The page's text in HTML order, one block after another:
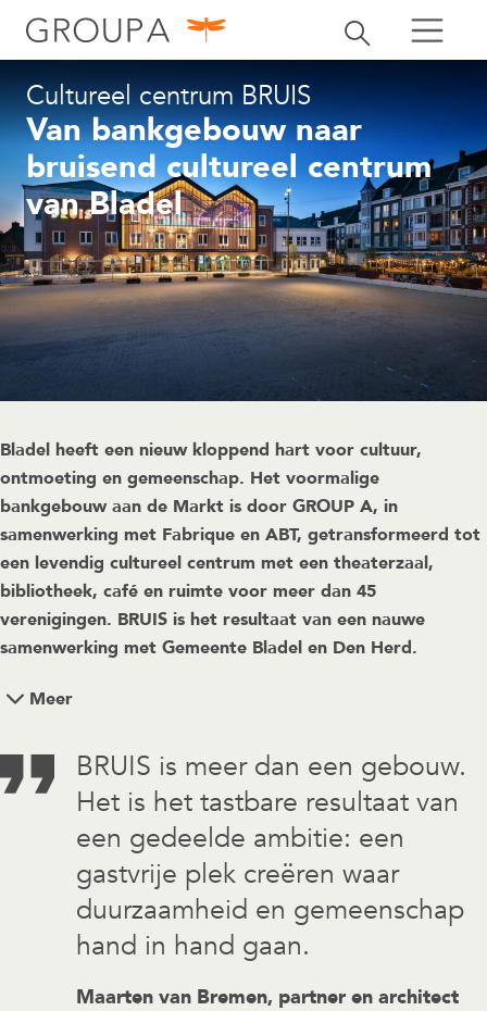
Zoekbalk
zoeken zoeken
Cultureel centrum BRUIS
Van bankgebouw naar
bruisend cultureel centrum
van Bladel
Bladel heeft een nieuw kloppend hart voor cultuur,
ontmoeting en gemeenschap. Het voormalige
bankgebouw aan de Markt is door GROUP A, in
samenwerking met Fabrique en ABT, getransformeerd tot
een levendig cultureel centrum met een theaterzaal,
bibliotheek, café en ruimte voor meer dan 45
verenigingen. BRUIS is het resultaat van een nauwe
samenwerking met Gemeente Bladel en Den Herd.
Meer
BRUIS is meer dan een gebouw.
Het is het tastbare resultaat van
een gedeelde ambitie: een
gastvrije plek creëren waar
duurzaamheid en gemeenschap
hand in hand gaan.
Maarten van Bremen, partner en architect